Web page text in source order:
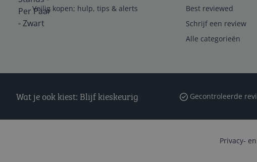
Veilig kopen; hulp, tips & alerts
Best reviewed
Schrijf een review
Alle categorieën
Wat je ook kiest: Blijf kieskeurig Gecontroleerde
Privacy-